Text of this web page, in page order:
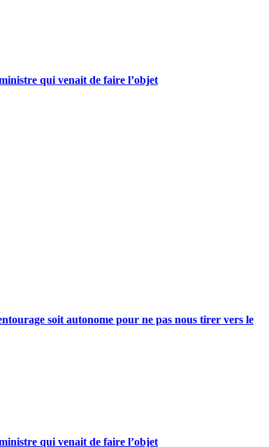
qui venait de faire l’objet
soit autonome pour ne pas nous tirer vers le
qui venait de faire l’objet